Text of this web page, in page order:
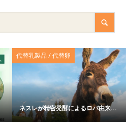
代替乳製品 / 代替卵
ネスレが精密発酵によるロバ由来...